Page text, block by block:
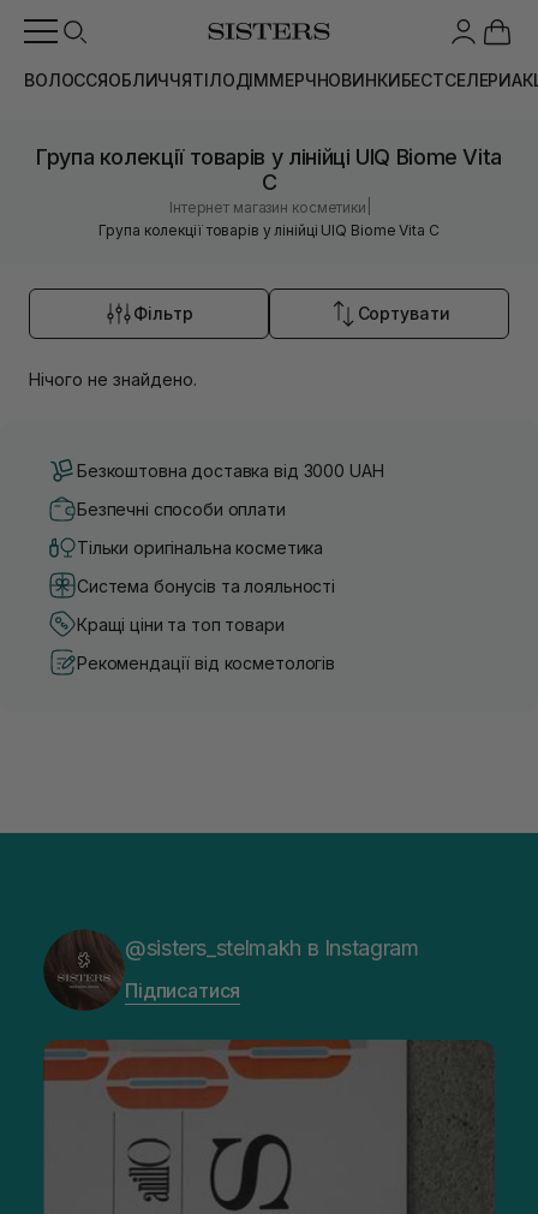
ВОЛОССЯОБЛИЧЧЯТІЛОДІММЕРЧНОВИНКИБЕСТСЕЛЕРИ
Група колекції товарів у лінійці UIQ Biome Vita
C
Інтернет магазин косметики
Група колекції товарів у лінійці UIQ Biome Vita C
Фільтр Сортувати
Нічого не знайдено.
Безкоштовна доставка від 3000 UAH
Безпечні способи оплати
Тільки оригінальна косметика
Система бонусів та лояльності
Кращі ціни та топ товари
Рекомендації від косметологів
@sisters_stelmakh в Instagram
Підписатися